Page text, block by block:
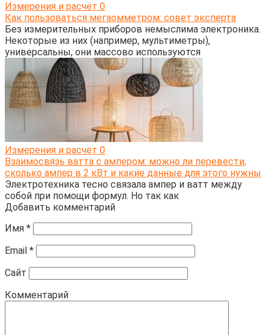
Измерения и расчёт 0
Как пользоваться мегаомметром: совет эксперта
Без измерительных приборов немыслима электроника.
Некоторые из них (например, мультиметры),
универсальны, они массово используются
Измерения и расчёт 0
Взаимосвязь ватта с ампером: можно ли перевести,
сколько ампер в 2 кВт и какие данные для этого нужны
Электротехника тесно связала ампер и ватт между
собой при помощи формул. Но так как
Добавить комментарий
Имя *
Email *
Сайт
Комментарий